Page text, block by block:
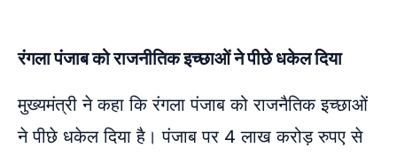
रंगला पंजाब को राजनीतिक इच्छाओं ने पीछे धकेल दिया
मुख्यमंत्री ने कहा कि रंगला पंजाब को राजनैतिक इच्छाओं
ने पीछे धकेल दिया है। पंजाब पर 4 लाख करोड़ रुपए से